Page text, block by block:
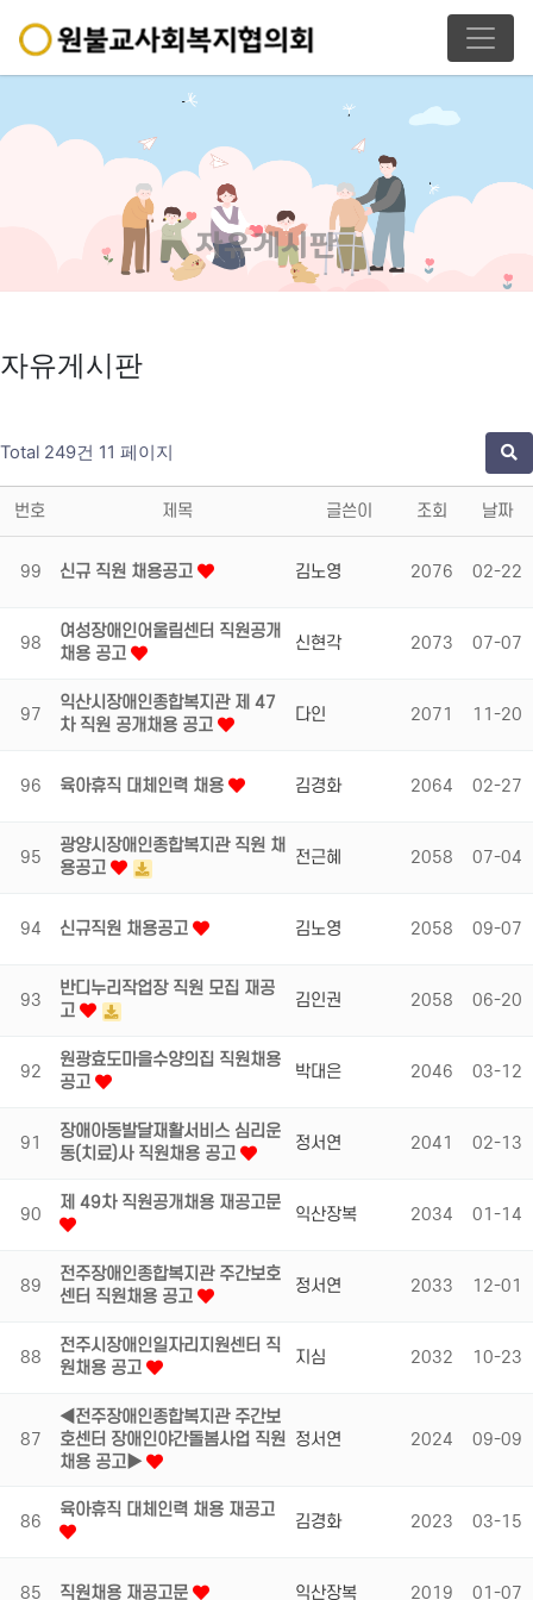
자유게시판
자유게시판
Total 249건 11 페이지
번호 제목 글쓴이 조회 날짜
99 신규 직원 채용공고 김노영 2076 02-22
98
여성장애인어울림센터 직원공개
채용 공고
신현각 2073 07-07
97
익산시장애인종합복지관 제 47
차 직원 공개채용 공고
다인 2071 11-20
96 육아휴직 대체인력 채용 김경화 2064 02-27
95
광양시장애인종합복지관 직원 채
용공고
전근혜 2058 07-04
94 신규직원 채용공고 김노영 2058 09-07
93
반디누리작업장 직원 모집 재공
고
김인권 2058 06-20
92
원광효도마을수양의집 직원채용
공고
박대은 2046 03-12
91
장애아동발달재활서비스 심리운
동(치료)사 직원채용 공고
정서연 2041 02-13
90
제 49차 직원공개채용 재공고문
익산장복 2034 01-14
89
전주장애인종합복지관 주간보호
센터 직원채용 공고
정서연 2033 12-01
88
전주시장애인일자리지원센터 직
원채용 공고
지심 2032 10-23
87
◀전주장애인종합복지관 주간보
호센터 장애인야간돌봄사업 직원
채용 공고▶
정서연 2024 09-09
86
육아휴직 대체인력 채용 재공고
김경화 2023 03-15
85 직원채용 재공고문 익산장복 2019 01-07